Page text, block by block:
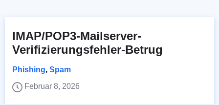
IMAP/POP3-Mailserver-
Verifizierungsfehler-Betrug
Phishing, Spam
Februar 8, 2026